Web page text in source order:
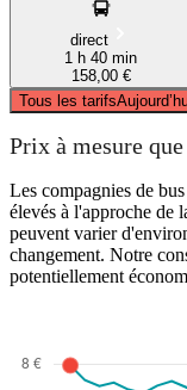
direct
1 h 40 min
158,00 €
Tous les tarifs
Prix à mesure
Les compagnies de
élevés à l'approche de
peuvent varier
changement. Notre
potentiellement